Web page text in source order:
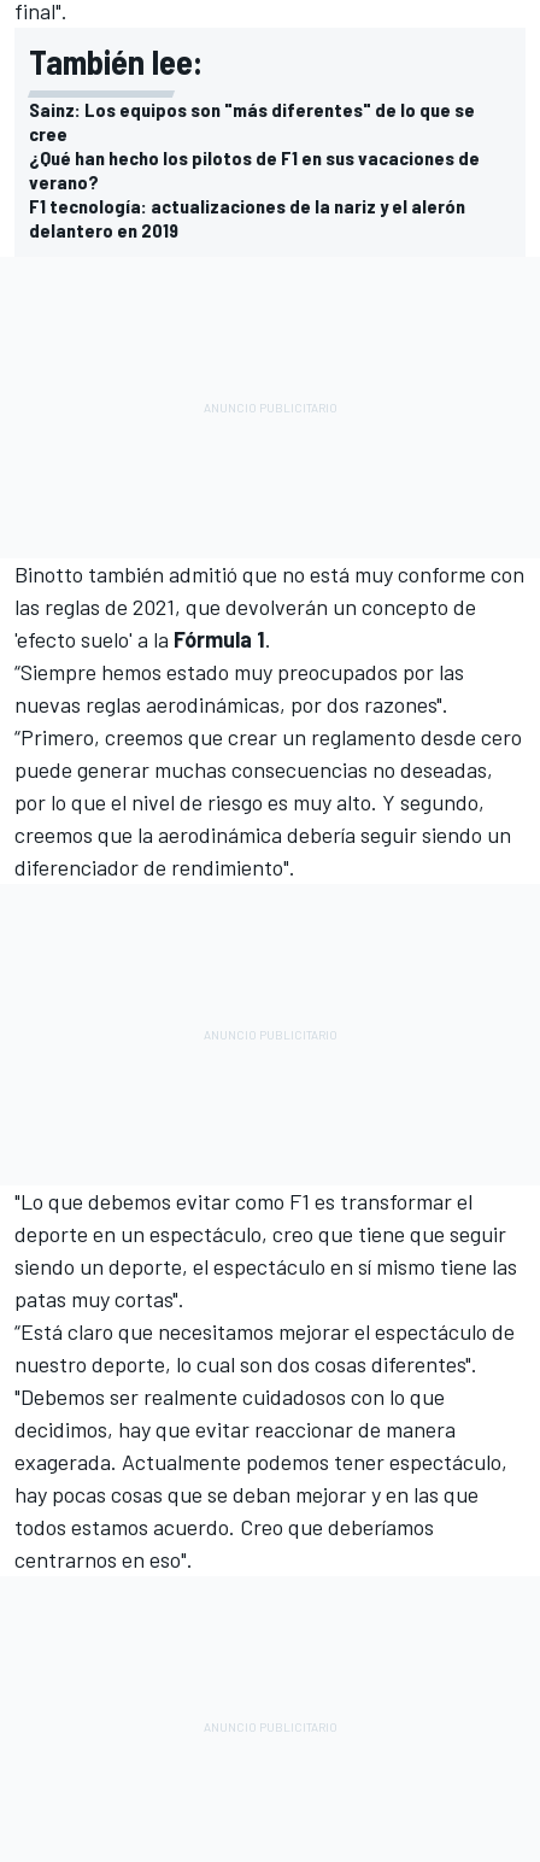
final".
También lee:
Sainz: Los equipos son "más diferentes" de lo que se
cree
¿Qué han hecho los pilotos de F1 en sus vacaciones de
verano?
F1 tecnología: actualizaciones de la nariz y el alerón
delantero en 2019
Binotto también admitió que no está muy conforme con
las reglas de 2021, que devolverán un concepto de
'efecto suelo' a la Fórmula 1.
“Siempre hemos estado muy preocupados por las
nuevas reglas aerodinámicas, por dos razones".
“Primero, creemos que crear un reglamento desde cero
puede generar muchas consecuencias no deseadas,
por lo que el nivel de riesgo es muy alto. Y segundo,
creemos que la aerodinámica debería seguir siendo un
diferenciador de rendimiento".
"Lo que debemos evitar como F1 es transformar el
deporte en un espectáculo, creo que tiene que seguir
siendo un deporte, el espectáculo en sí mismo tiene las
patas muy cortas".
“Está claro que necesitamos mejorar el espectáculo de
nuestro deporte, lo cual son dos cosas diferentes".
"Debemos ser realmente cuidadosos con lo que
decidimos, hay que evitar reaccionar de manera
exagerada. Actualmente podemos tener espectáculo,
hay pocas cosas que se deban mejorar y en las que
todos estamos acuerdo. Creo que deberíamos
centrarnos en eso".